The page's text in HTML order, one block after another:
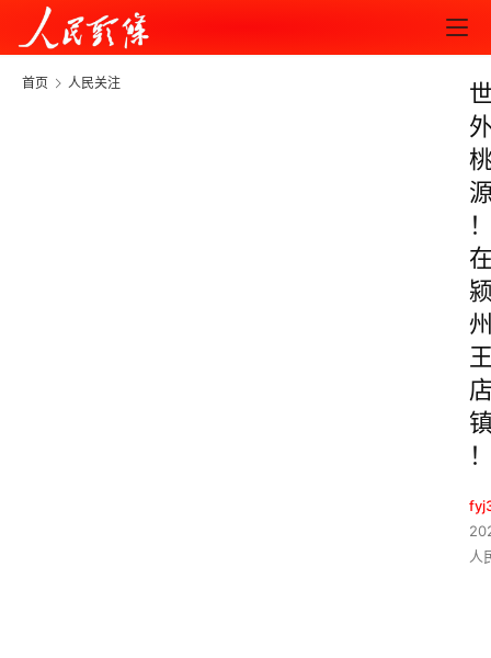
首页 人民关注
人